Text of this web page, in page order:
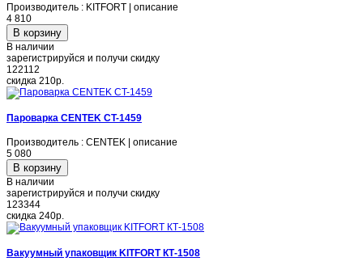
Производитель : KITFORT | описание
4 810
В наличии
зарегистрируйся и получи скидку
122112
скидка 210р.
Пароварка CENTEK CT-1459
Производитель : CENTEK | описание
5 080
В наличии
зарегистрируйся и получи скидку
123344
скидка 240р.
Вакуумный упаковщик KITFORT КТ-1508